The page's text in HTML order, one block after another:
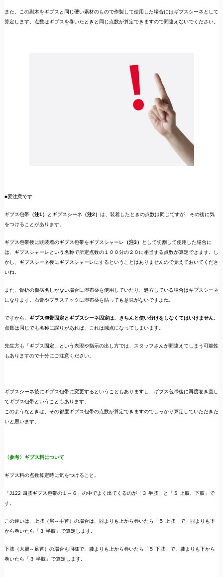
また、この副木をギプスと同じ硬い素材のもので作製して使用した場合にはギプスシーネとして
算定します。点数はギプスを巻いたときと同じ点数が算定できますので間違えないでください。
■要注意です
ギプス包帯（注1） とギプスシーネ （注2） は、装着したときの点数は同じですが、その後に気
をつけることがあります。
ギプス包帯後に既装着のギプス包帯をギプスシャーレ （注3）
として切割して使用した場合に
は、ギプスシャーレという名称で所定点数の１００分の２０に相当する点数が算定できます。し
かし、ギプスシーネ後にギプスシャーレにするということはありませんので覚えておいてくださ
いね。
また、骨折の傷病名しかない場合に湿布薬を使用していたり、処方している場合はギプスシーネ
になります。石膏やプラスチックに湿布薬を貼っても意味がないですよね。
ですから、 ギプス包帯固定とギプスシーネ固定は、きちんと使い分けをしなくてはいけません。
点数は同じでも名称に誤りがあれば、これは減点になってしまいます。
先生方も「ギプス固定」という表現や指示の出し方では、スタッフさんが間違えてしまう可能性
もありますので十分にご注意ください。
ギプスシーネ後にギプス包帯に変更するということもありますし、ギプス包帯後に再度巻き直し
てギプス包帯ということもあります。
このようなときは、その都度ギプス包帯の点数が算定できますのでしっかり算定していただきた
いと思います。
〈参考〉ギプス料について
ギプス料の点数算定時に気をつけること。
「J122 四肢ギプス包帯の１～６」の中でよく出てくるのが「３ 半肢」と「５ 上肢、下肢」で
す。
この違いは、上肢（肩～手首）の場合は、肘よりも上から巻いたら「５ 上肢」で、肘よりも下
から巻いたら「３ 半肢」で算定します。
下肢（大腿～足首）の場合も同様で、膝よりも上から巻いたら「５ 下肢」で、膝よりも下から
巻いたら「３ 半肢」で算定します。